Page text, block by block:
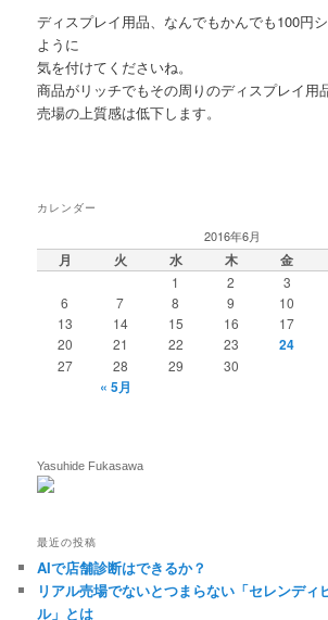
ディスプレイ用品、なんでもかんでも100円
ように
気を付けてくださいね。
商品がリッチでもその周りのディスプレイ用
売場の上質感は低下します。
カレンダー
2016年6月
月 火 水 木 金
1 2 3
6
7 8 9 10
13
14 15 16 17
20
21 22 23 24
27 28 29 30
« 5月
Yasuhide Fukasawa
最近の投稿
AIで店舗診断はできるか？
リアル売場でないとつまらない「セレンディ
ル」とは